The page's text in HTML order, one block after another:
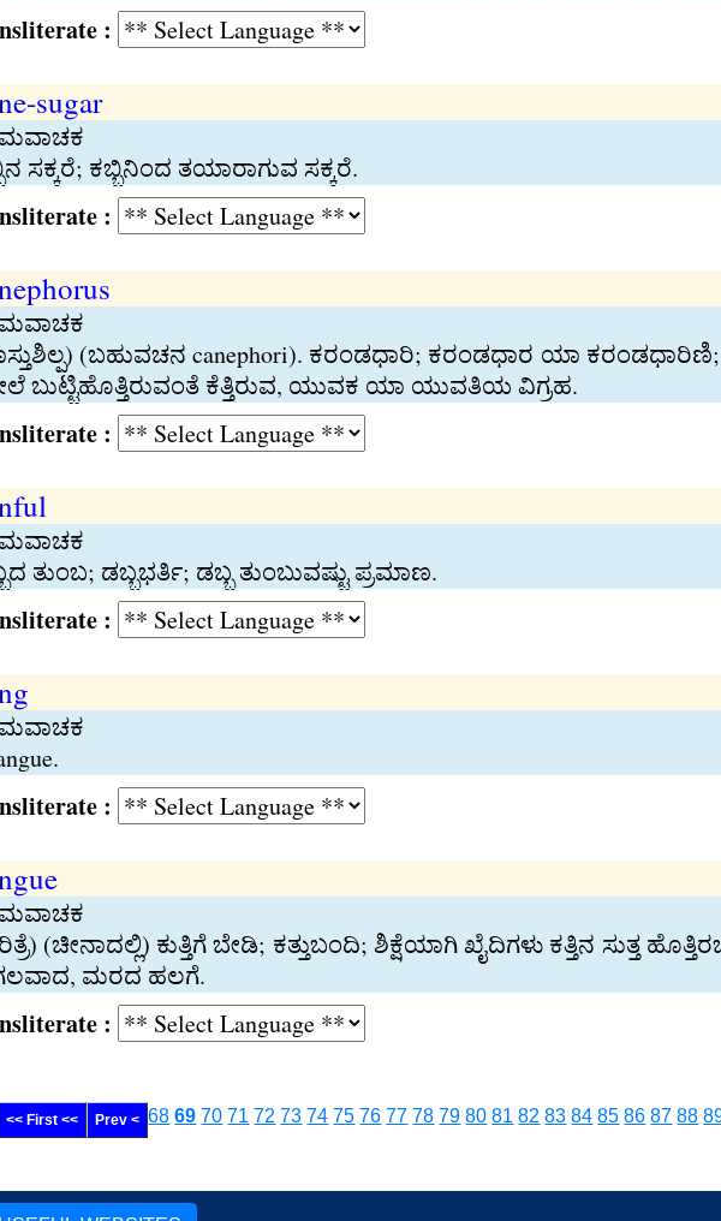
:
sugar
ಸಕ್ಕರೆ; ಕಬ್ಬಿನಿಂದ ತಯಾರಾಗುವ ಸಕ್ಕರೆ.
:
(ಬಹುವಚನ canephori). ಕರಂಡಧಾರಿ; ಕರಂಡಧಾರ ಯಾ ಕರಂಡಧಾರಿಣಿ;
ಬುಟ್ಟಿಹೊತ್ತಿರುವಂತೆ ಕೆತ್ತಿರುವ, ಯುವಕ ಯಾ ಯುವತಿಯ ವಿಗ್ರಹ.
:
ತುಂಬ; ಡಬ್ಬಭರ್ತಿ; ಡಬ್ಬ ತುಂಬುವಷ್ಟು ಪ್ರಮಾಣ.
:
:
(ಚೀನಾದಲ್ಲಿ) ಕುತ್ತಿಗೆ ಬೇಡಿ; ಕತ್ತುಬಂದಿ; ಶಿಕ್ಷೆಯಾಗಿ ಖೈದಿಗಳು ಕತ್ತಿನ ಸುತ್ತ
ಮರದ ಹಲಗೆ.
:
<< First << Prev < 68 69 70 71 72 73 74 75 76 77 78 79 80 81 82 83 84 85 86 87 88